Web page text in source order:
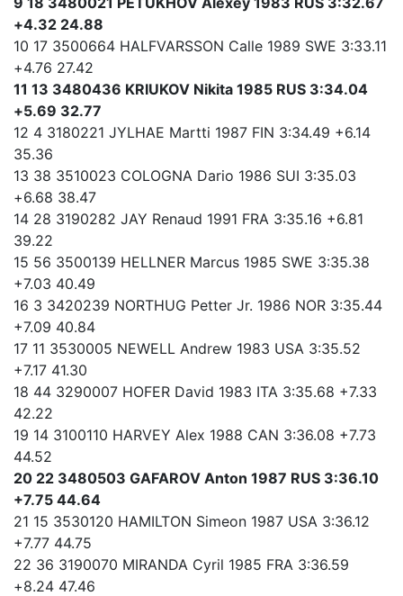
+4.32 24.88
10 17 3500664 HALFVARSSON Calle 1989 SWE 3:33.11
+4.76 27.42
11 13 3480436 KRIUKOV Nikita 1985 RUS 3:34.04
+5.69 32.77
12 4 3180221 JYLHAE Martti 1987 FIN 3:34.49 +6.14
35.36
13 38 3510023 COLOGNA Dario 1986 SUI 3:35.03
+6.68 38.47
14 28 3190282 JAY Renaud 1991 FRA 3:35.16 +6.81
39.22
15 56 3500139 HELLNER Marcus 1985 SWE 3:35.38
+7.03 40.49
16 3 3420239 NORTHUG Petter Jr. 1986 NOR 3:35.44
+7.09 40.84
17 11 3530005 NEWELL Andrew 1983 USA 3:35.52
+7.17 41.30
18 44 3290007 HOFER David 1983 ITA 3:35.68 +7.33
42.22
19 14 3100110 HARVEY Alex 1988 CAN 3:36.08 +7.73
44.52
20 22 3480503 GAFAROV Anton 1987 RUS 3:36.10
+7.75 44.64
21 15 3530120 HAMILTON Simeon 1987 USA 3:36.12
+7.77 44.75
22 36 3190070 MIRANDA Cyril 1985 FRA 3:36.59
+8.24 47.46